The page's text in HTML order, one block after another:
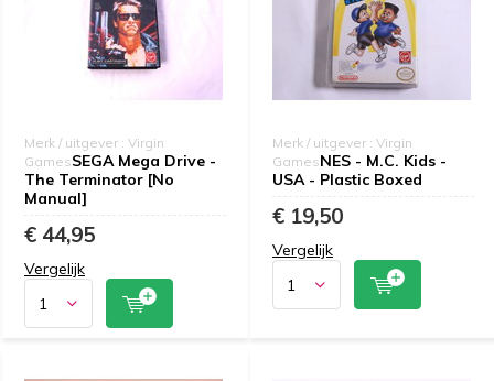
Merk / uitgever : Virgin
GamesSEGA Mega Drive -
The Terminator [No
Manual]
€ 44,95
Vergelijk
Merk / uitgever : Virgin
GamesNES - M.C. Kids -
USA - Plastic Boxed
€ 19,50
Vergelijk